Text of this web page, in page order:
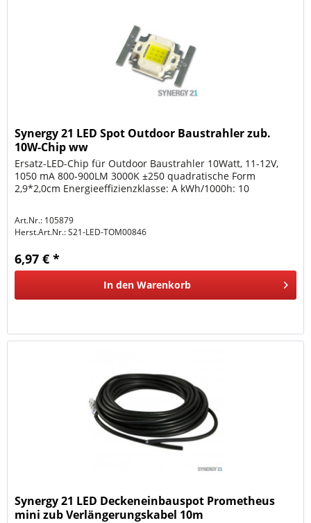
Synergy 21 LED Spot Outdoor Baustrahler zub.
10W-Chip ww
Ersatz-LED-Chip für Outdoor Baustrahler 10Watt, 11-12V,
1050 mA 800-900LM 3000K ±250 quadratische Form
2,9*2,0cm Energieeffizienzklasse: A kWh/1000h: 10
Art.Nr.: 105879
Herst.Art.Nr.:S21-LED-TOM00846
6,97 € *
In den Warenkorb
Synergy 21 LED Deckeneinbauspot Prometheus
mini zub Verlängerungskabel 10m